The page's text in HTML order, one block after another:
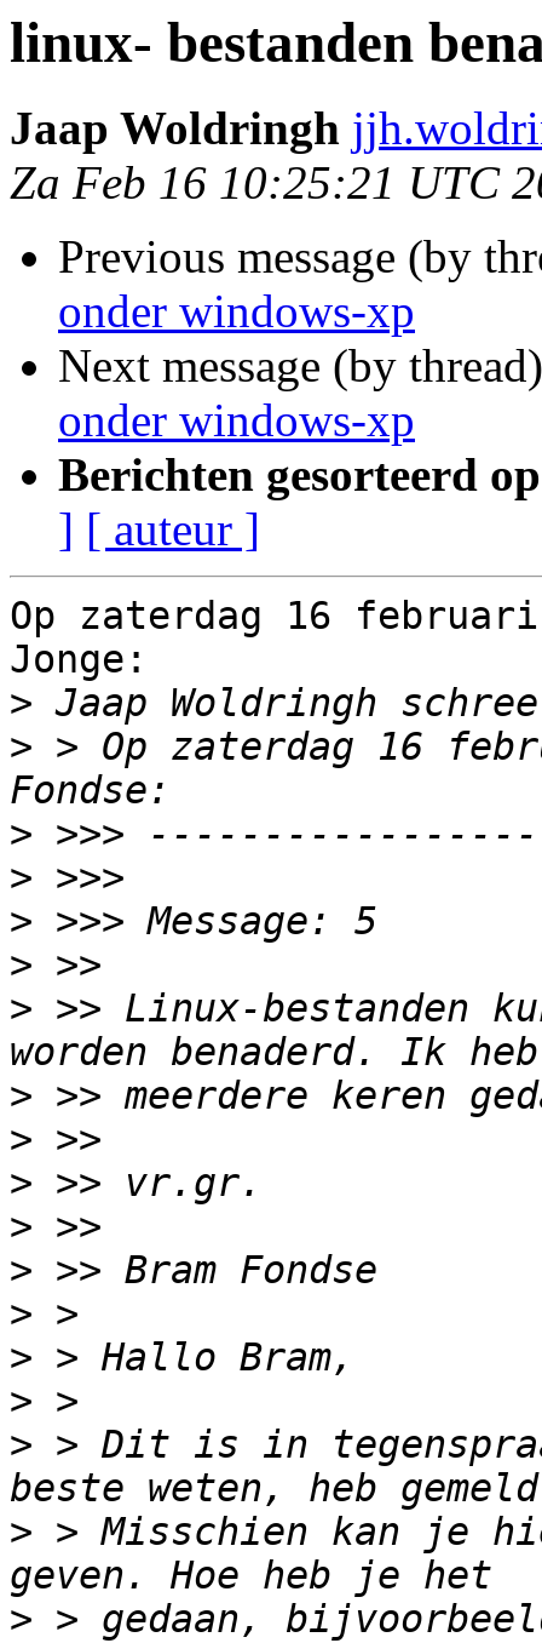
linux- bestanden
Jaap Woldringh
Za Feb 16 10:25:21 UTC
Previous message (by
onder windows-xp
Next message (by
onder windows-xp
Berichten gesorteerd
] [ auteur ]
Op zaterdag 16
Jonge:
>
> > Op zaterdag 16
>
>
>
>
> >> Linux-bestanden
>
>
>
>
>
>
>
>
> > Dit is in
> > Misschien kan je
> > gedaan,